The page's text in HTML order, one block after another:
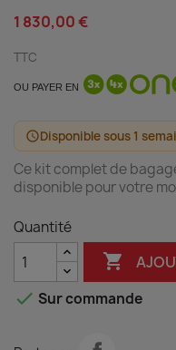
1 830,00 €
TTC
OU PAYER EN
scheduleDisponible sous 1
Ce kit complet de
disponible pour votre
Quantité

 Sur commande